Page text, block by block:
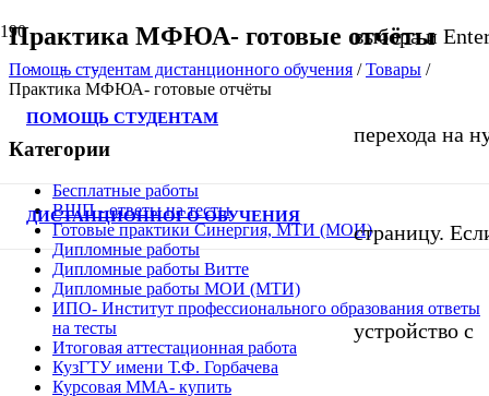
ПОМОЩЬ СТУДЕНТАМ
ДИСТАНЦИОННОГО ОБУЧЕНИЯ
выбора и
перехода на
страницу.
устройство с
Практика МФЮА- готовые отчёты
Помощь студентам дистанционного обучения /Товары /
Практика МФЮА- готовые отчёты
Категории
Бесплатные работы
ВШП - ответы на тесты
Готовые практики Синергия, МТИ (МОИ)
Дипломные работы
Дипломные работы Витте
Дипломные работы МОИ (МТИ)
ИПО- Институт профессионального образования ответы
на тесты
Итоговая аттестационная работа
КузГТУ имени Т.Ф. Горбачева
Курсовая ММА- купить